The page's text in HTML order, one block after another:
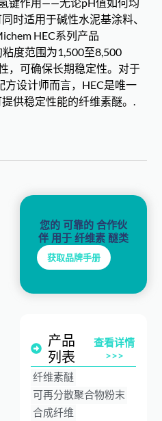
时适用于碱性水泥基涂料、
HEC系列产品
粘度范围为1,500至8,500
，可确保长期稳定性。对于
设计师而言，HEC是唯一
供稳定性能的纤维素醚。.
您的 可靠的 合作伙
伴 用于 纤维素 醚类
获取品牌手册
产品
列表
查看详情
>>>
纤维素醚
可再分散聚合物粉末
合成纤维